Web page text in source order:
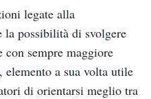
legate alla
la possibilità di svolgere
sempre maggiore
a sua volta utile
di orientarsi meglio tra